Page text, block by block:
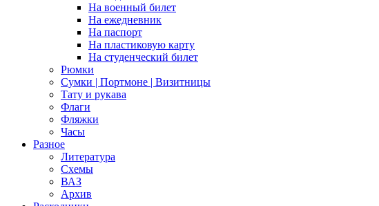
На военный билет
На ежедневник
На паспорт
На пластиковую карту
На студенческий билет
Рюмки
Сумки | Портмоне | Визитницы
Тату и рукава
Флаги
Фляжки
Часы
Разное
Литература
Схемы
ВАЗ
Архив